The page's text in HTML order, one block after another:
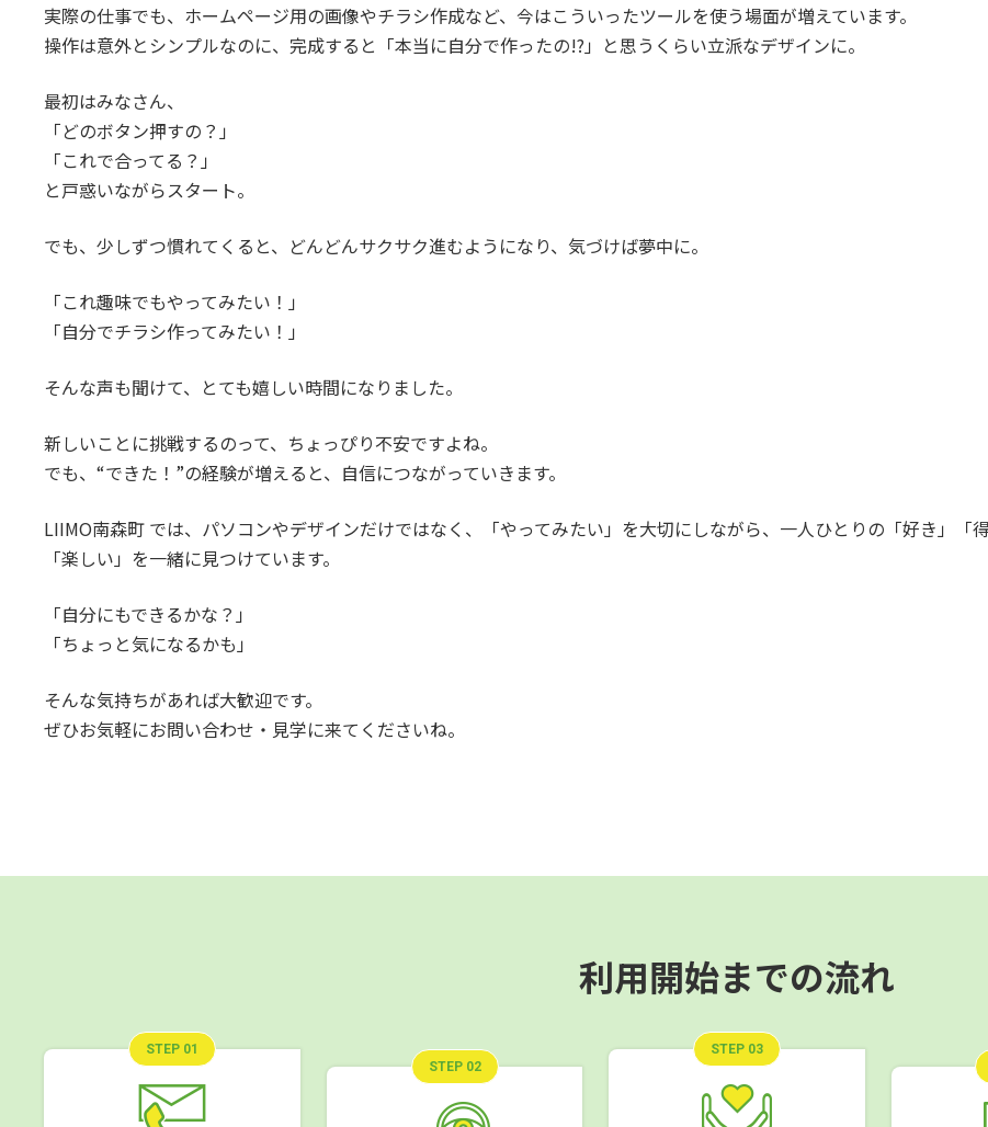
実際の仕事でも、ホームページ用の画像やチラシ作成など、今はこういったツールを使う場面が増えています。
操作は意外とシンプルなのに、完成すると「本当に自分で作ったの!?」と思うくらい立派なデザインに。
最初はみなさん、
「どのボタン押すの？」
「これで合ってる？」
と戸惑いながらスタート。
でも、少しずつ慣れてくると、どんどんサクサク進むようになり、気づけば夢中に。
「これ趣味でもやってみたい！」
「自分でチラシ作ってみたい！」
そんな声も聞けて、とても嬉しい時間になりました。
新しいことに挑戦するのって、ちょっぴり不安ですよね。
でも、“できた！”の経験が増えると、自信につながっていきます。
LIIMO南森町 では、パソコンやデザインだけではなく、「やってみたい」を大切にしながら、一人ひとりの「好き」「得
「楽しい」を一緒に見つけています。
「自分にもできるかな？」
「ちょっと気になるかも」
そんな気持ちがあれば大歓迎です。
ぜひお気軽にお問い合わせ・見学に来てくださいね。
利用開始までの流れ
STEP 01
STEP 02
STEP 03